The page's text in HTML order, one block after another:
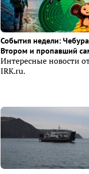
События недели:
Втором и пропавший
Интересные новости
IRK.ru.